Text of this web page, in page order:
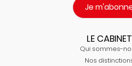
Je
LE CABINET
Qui sommes-
Nos